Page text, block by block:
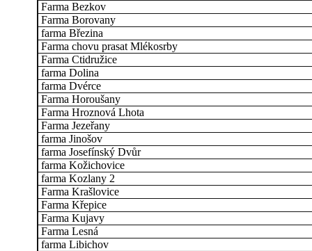
Farma Bezkov
Farma Borovany
farma Březina
Farma chovu prasat Mlékosrby
Farma Ctidružice
farma Dolina
farma Dvérce
Farma Horoušany
Farma Hroznová Lhota
Farma Jezeřany
farma Jinošov
farma Josefínský Dvůr
farma Kožichovice
farma Kozlany 2
Farma Krašlovice
Farma Křepice
Farma Kujavy
Farma Lesná
farma Libichov